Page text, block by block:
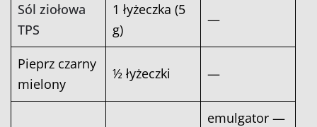
Sól ziołowa
TPS
1 łyżeczka (5
g)
—
Pieprz czarny
mielony
½ łyżeczki —
emulgator —